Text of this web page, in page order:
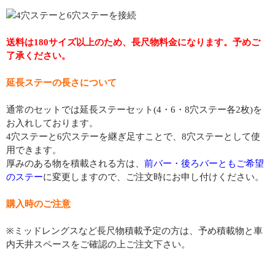
送料は180サイズ以上のため、長尺物料金になります。予めご
了承ください。
延長ステーの長さについて
通常のセットでは延長ステーセット(4・6・8穴ステー各2枚)を
お入れしております。
4穴ステーと6穴ステーを継ぎ足すことで、8穴ステーとして使
用できます。
厚みのある物を積載される方は、 前バー・後ろバーともご希望
のステーに変更しますので、ご注文時にお申し付けください。
購入時のご注意
※ミッドレングスなど長尺物積載予定の方は、予め積載物と車
内天井スペースをご確認の上ご注文下さい。